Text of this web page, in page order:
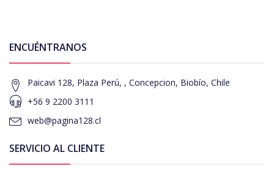
ENCUÉNTRANOS
Paicavi 128, Plaza Perú, , Concepcion, Biobío, Chile
+56 9 2200 3111
web@pagina128.cl
SERVICIO AL CLIENTE